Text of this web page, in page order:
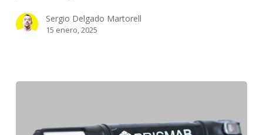
la
cultivo
Sergio Delgado Martorell
15 enero, 2025